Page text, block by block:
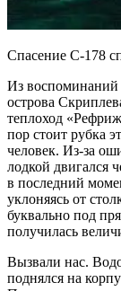
Спасение С-178
Из
острова
теплоход
пор стоит рубка
человек. Из-за
лодкой двигался
в последний
уклоняясь от
буквально под
получилась
Вызвали нас.
поднялся на